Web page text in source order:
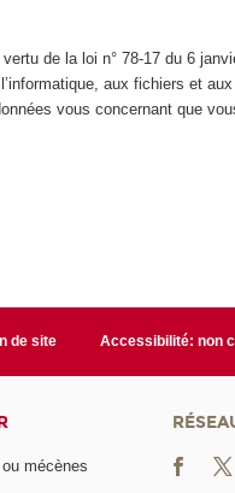
de la loi n° 78-17 du 6
aux fichiers et
vous concernant que
de site Accessibilité: non
mécènes